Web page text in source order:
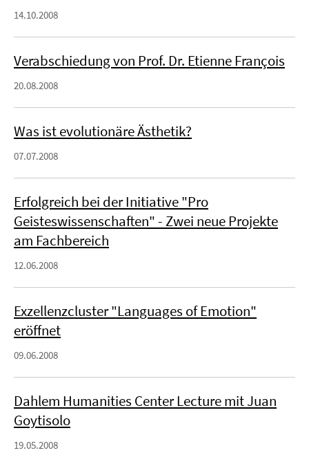
14.10.2008
Verabschiedung von Prof. Dr. Etienne François
20.08.2008
Was ist evolutionäre Ästhetik?
07.07.2008
Erfolgreich bei der Initiative "Pro
Geisteswissenschaften" - Zwei neue Projekte
am Fachbereich
12.06.2008
Exzellenzcluster "Languages of Emotion"
eröffnet
09.06.2008
Dahlem Humanities Center Lecture mit Juan
Goytisolo
19.05.2008